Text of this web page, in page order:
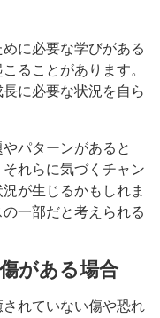
に必要な学びがある
ることがあります。
に必要な状況を自ら
パターンがあると
れらに気づくチャン
が生じるかもしれま
一部だと考えられる
がある場合
れていない傷や恐れ